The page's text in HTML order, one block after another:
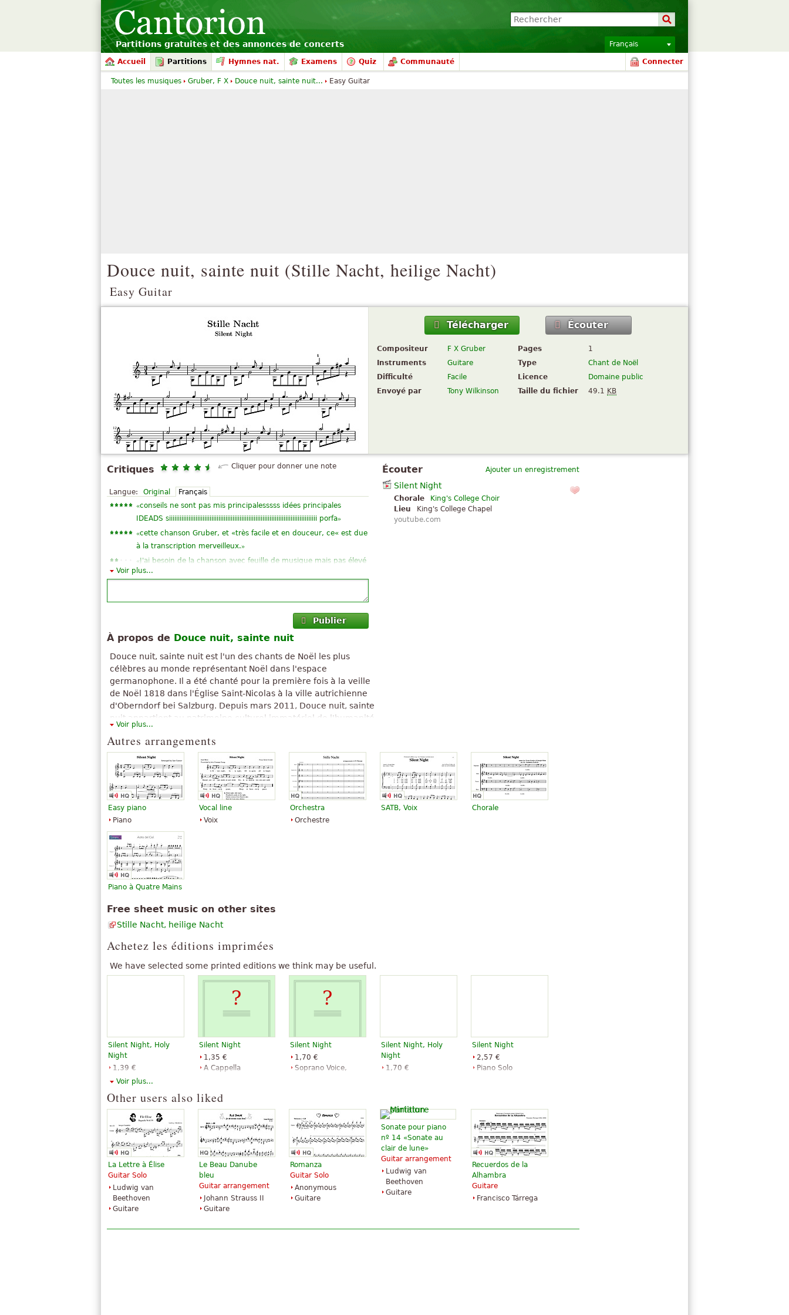
Partitions gratuites et des annonces de concerts Français
Accueil Partitions Hymnes nat. Examens Quiz Communauté Connecter
Douce nuit, sainte nuit (Stille Nacht, heilige Nacht)
Easy Guitar
Télécharger Écouter
Compositeur F X Gruber Pages
1
Instruments
Guitare Type
Chant de Noël
Difficulté
Facile Licence
Domaine public
Envoyé par
Tony Wilkinson Taille du fichier 49.1 KB
Ajouter un enregistrement
Écouter
Silent Night
Chorale
King's College Choir
Lieu
King's College Chapel
youtube.com
Critiques Cliquer pour donner une note
Langue: Original Français
«conseils ne sont pas mis principalesssss idées principales
IDEADS siiiiiiiiiiiiiiiiiiiiiiiiiiiiiiiiiiiiiiiiiiiiiiiiiiiiiiiiiiiiiiiiiiiiiiiiiiiiiiiiiiii porfa»
«cette chanson Gruber, et «très facile et en douceur, ce« est due
à la transcription merveilleux.»
«J'ai besoin de la chanson avec feuille de musique mais pas élevé
ou profonde je commence avec la guitare joué
forme ou écrit très clair et qui est bon.»
«excellent pour débutant»
Elle est un classique cool jolie que j'adorais... »
«Simple harmonisation. Idéal»
« Simple, mais grande qualité sonore »
cette chose ressemble à une bombe
Tout voir (30)
Voir plus...
Publier
À propos de Douce nuit, sainte nuit
Douce nuit, sainte nuit est l'un des chants de Noël les plus
célèbres au monde représentant Noël dans l'espace
germanophone. Il a été chanté pour la première fois à la veille
de Noël 1818 dans l'Église Saint-Nicolas à la ville autrichienne
d'Oberndorf bei Salzburg. Depuis mars 2011, Douce nuit, sainte
nuit appartient au patrimoine culturel immatériel de l'humanité
reconnu par l'UNESCO.
The above text from the Wikipedia article "
available under CC BY-SA 3.0.
Voir plus...
Autres arrangements
Easy piano
Piano
Vocal line
Voix
Orchestra
Orchestre
SATB, Voix Chorale
Piano à Quatre Mains
Free sheet music on other sites
Stille Nacht, heilige Nacht
Achetez les éditions imprimées
We have selected some printed editions we think may be useful.
Silent Night, Holy
Night
1,39 €
Choir, High Voice,
Voice Solo
Carl Fischer
Silent Night
1,35 €
A Cappella
Silent Night
1,70 €
Soprano Voice,
Silent Night, Holy
Night
1,70 €
Company
Silent Night
2,57 €
Piano Solo
Silent Night, Holy
Night
14,76 €
Voir plus...
Other users also liked
La Lettre à Élise
Guitar Solo
Ludwig van
Beethoven
Guitare
Le Beau Danube
bleu
Guitar arrangement
Johann Strauss II
Guitare
Romanza
Guitar Solo
Anonymous
Guitare
Sonate pour piano
nº 14 «Sonate au
clair de lune»
Guitar arrangement
Ludwig van
Beethoven
Guitare
Recuerdos de la
Alhambra
Guitare
Francisco Tárrega
Toutes les musiques Gruber, F X Douce nuit, sainte nuit... Easy Guitar